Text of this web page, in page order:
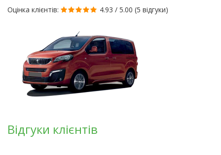
Оцінка клієнтів: 4.93 / 5.00 (5 відгуки)
Відгуки клієнтів